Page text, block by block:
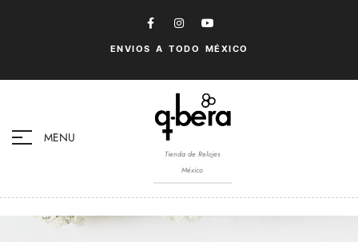
ENVIOS A TODO MÉXICO
MENU
Tienda de Relojes
México